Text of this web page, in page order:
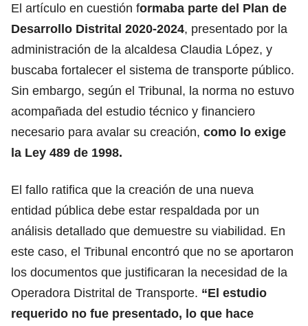
El artículo en cuestión formaba parte del Plan de
Desarrollo Distrital 2020-2024, presentado por la
administración de la alcaldesa Claudia López, y
buscaba fortalecer el sistema de transporte público.
Sin embargo, según el Tribunal, la norma no estuvo
acompañada del estudio técnico y financiero
necesario para avalar su creación, como lo exige
la Ley 489 de 1998.
El fallo ratifica que la creación de una nueva
entidad pública debe estar respaldada por un
análisis detallado que demuestre su viabilidad. En
este caso, el Tribunal encontró que no se aportaron
los documentos que justificaran la necesidad de la
Operadora Distrital de Transporte. “El estudio
requerido no fue presentado, lo que hace